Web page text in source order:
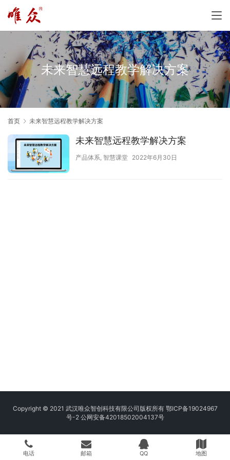
未来智慧远程教学解决方案
首页 未来智慧远程教学解决方案
未来智慧远程教学解决方案
产品体系, 智慧课堂 2022年6月30日
Copyright © 2021 武汉唯众智创科技有限公司版权所有 鄂ICP备19024967
号-2 公网安备42018502004137号
电话 邮箱 QQ 地图